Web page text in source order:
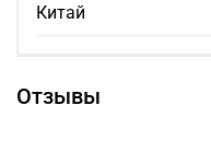
Китай
Отзывы